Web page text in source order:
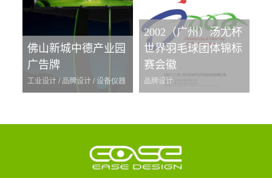
佛山新城中德产业园
广告牌
工业设计 / 品牌设计 / 设备仪器
2002（广州）汤尤杯
世界羽毛球团体锦标
赛会徽
品牌设计